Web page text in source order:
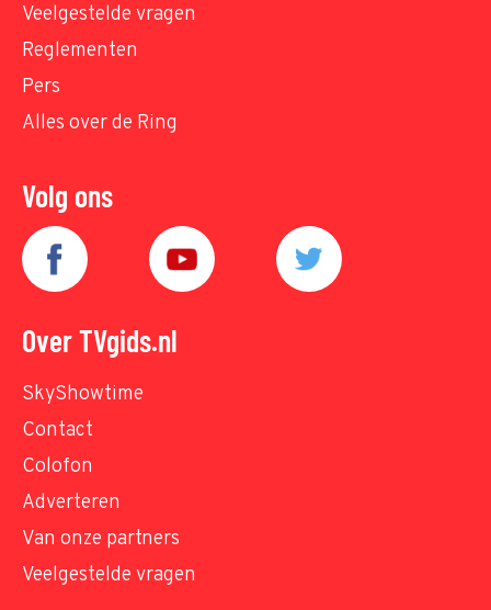
Veelgestelde vragen
Reglementen
Pers
Alles over de Ring
Volg ons
Over TVgids.nl
SkyShowtime
Contact
Colofon
Adverteren
Van onze partners
Veelgestelde vragen